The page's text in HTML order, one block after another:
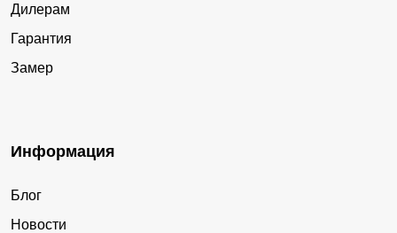
Дилерам
Гарантия
Замер
Информация
Блог
Новости